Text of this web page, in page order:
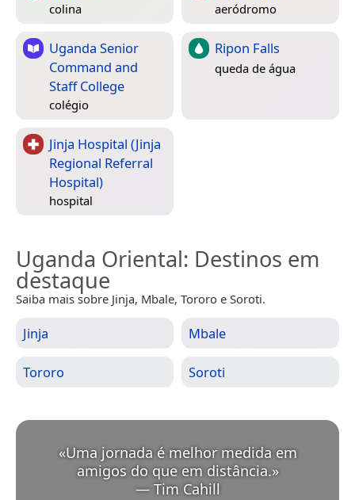
colina aeródromo
Uganda Senior
Command and
Staff College
colégio
Ripon Falls
queda de água
Jinja Hospital (Jinja
Regional Referral
Hospital)
hospital
Uganda Oriental: Destinos em
destaque
Saiba mais sobre Jinja, Mbale, Tororo e Soroti.
Jinja Mbale
Tororo Soroti
«Uma jornada é melhor medida em
amigos do que em distância. »
— Tim Cahill